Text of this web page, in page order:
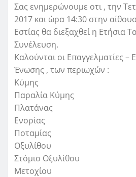
Σας ενημερώνουμε οτι , την
2017 και ώρα 14:30 στην
Εστίας θα διεξαχθεί η Ετήσια
Συνέλευση.
Καλούνται οι Επαγγελματίες –
Ένωσης , των περιωχών :
Κύμης
Παραλία Κύμης
Πλατάνας
Ενορίας
Ποταμίας
Οξυλίθου
Στόμιο Οξυλίθου
Μετοχίου